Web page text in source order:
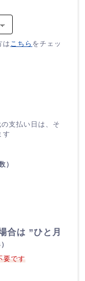
は こちら をチェッ
支払い日は、そ
す
）
合は ”ひと月
要です